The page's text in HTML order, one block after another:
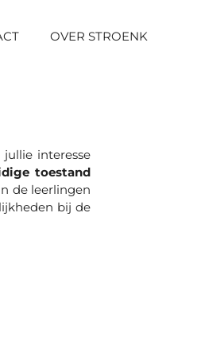
OVER STROENK
interesse
toestand
de leerlingen
bij de